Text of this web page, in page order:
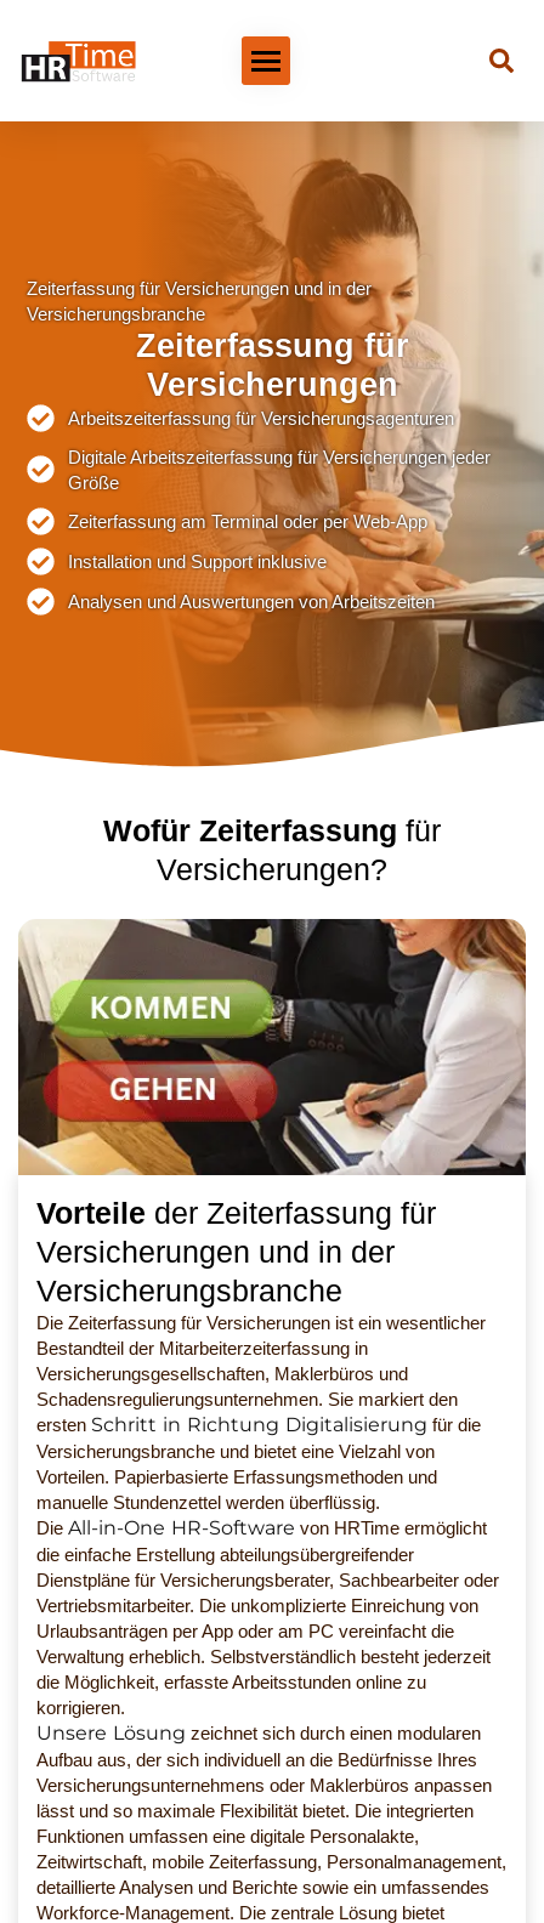
Zeiterfassung für Versicherungen und in der
Versicherungsbranche
Zeiterfassung für
Versicherungen
Arbeitszeiterfassung für Versicherungsagenturen
Digitale Arbeitszeiterfassung für Versicherungen jeder
Größe
Zeiterfassung am Terminal oder per Web-App
Installation und Support inklusive
Analysen und Auswertungen von Arbeitszeiten
Wofür Zeiterfassung für
Versicherungen?
Vorteile der Zeiterfassung für
Versicherungen und in der
Versicherungsbranche
Die Zeiterfassung für Versicherungen ist ein wesentlicher
Bestandteil der Mitarbeiterzeiterfassung in
Versicherungsgesellschaften, Maklerbüros und
Schadensregulierungsunternehmen. Sie markiert den
ersten Schritt in Richtung Digitalisierung für die
Versicherungsbranche und bietet eine Vielzahl von
Vorteilen. Papierbasierte Erfassungsmethoden und
manuelle Stundenzettel werden überflüssig.
Die All-in-One HR-Software von HRTime ermöglicht
die einfache Erstellung abteilungsübergreifender
Dienstpläne für Versicherungsberater, Sachbearbeiter oder
Vertriebsmitarbeiter. Die unkomplizierte Einreichung von
Urlaubsanträgen per App oder am PC vereinfacht die
Verwaltung erheblich. Selbstverständlich besteht jederzeit
die Möglichkeit, erfasste Arbeitsstunden online zu
korrigieren.
Unsere Lösung zeichnet sich durch einen modularen
Aufbau aus, der sich individuell an die Bedürfnisse Ihres
Versicherungsunternehmens oder Maklerbüros anpassen
lässt und so maximale Flexibilität bietet. Die integrierten
Funktionen umfassen eine digitale Personalakte,
Zeitwirtschaft, mobile Zeiterfassung, Personalmanagement,
detaillierte Analysen und Berichte sowie ein umfassendes
Workforce-Management. Die zentrale Lösung bietet